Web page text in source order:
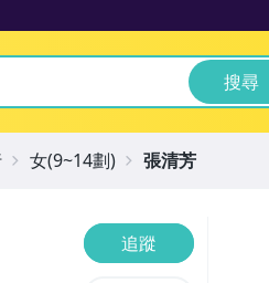
搜尋
追蹤
女(9~14劃) 張清芳